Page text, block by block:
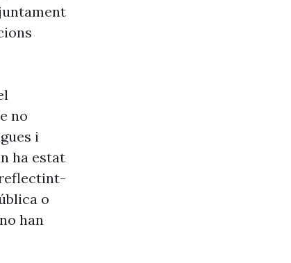
no
i
ha estat
reflectint-
o
han